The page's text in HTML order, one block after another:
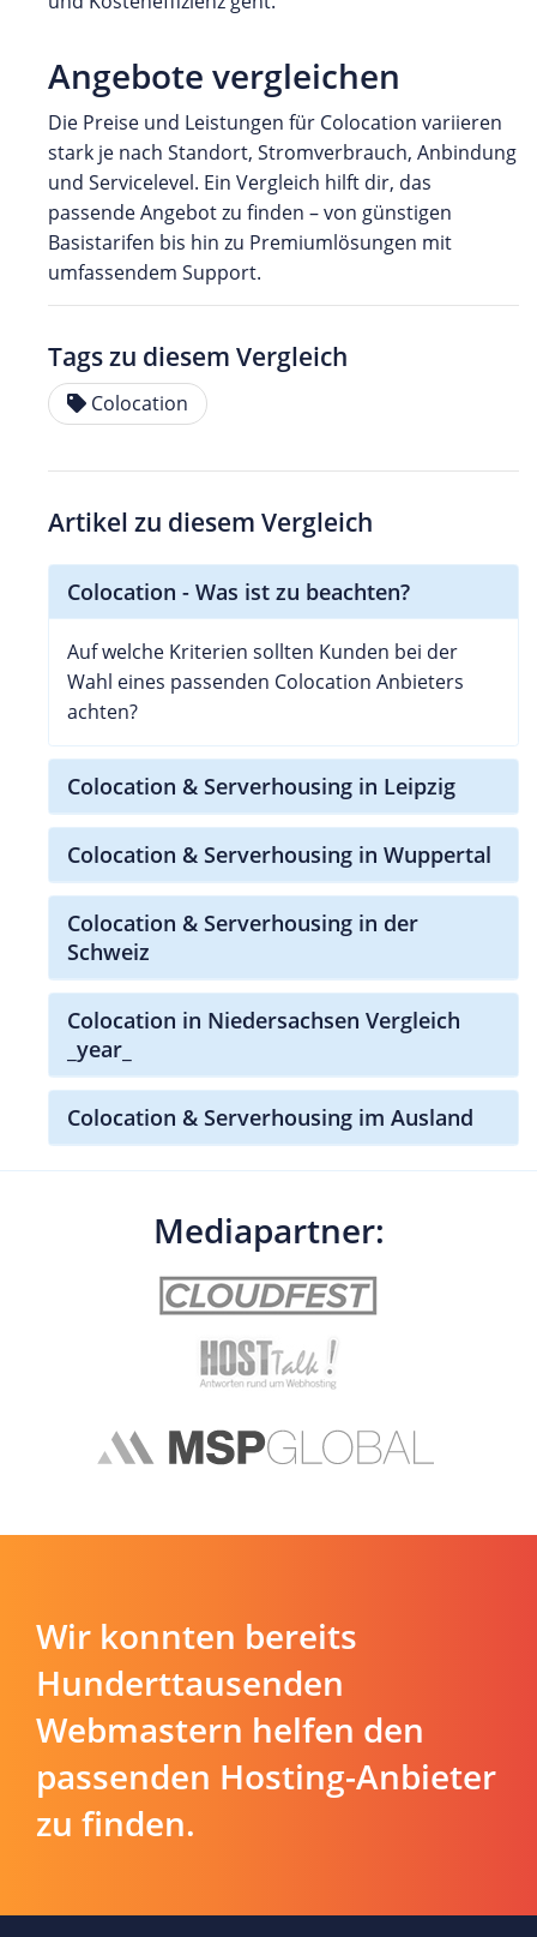
Angebote vergleichen
Die Preise und Leistungen für Colocation variieren
stark je nach Standort, Stromverbrauch, Anbindung
und Servicelevel. Ein Vergleich hilft dir, das
passende Angebot zu finden – von günstigen
Basistarifen bis hin zu Premiumlösungen mit
umfassendem Support.
Tags zu diesem Vergleich
Colocation
Artikel zu diesem Vergleich
Colocation - Was ist zu beachten?
Auf welche Kriterien sollten Kunden bei der
Wahl eines passenden Colocation Anbieters
achten?
Colocation & Serverhousing in Leipzig
Colocation & Serverhousing in Wuppertal
Colocation & Serverhousing in der
Schweiz
Colocation in Niedersachsen Vergleich
_year_
Colocation & Serverhousing im Ausland
Mediapartner:
Wir konnten bereits
Hunderttausenden
Webmastern helfen den
passenden Hosting-Anbieter
zu finden.